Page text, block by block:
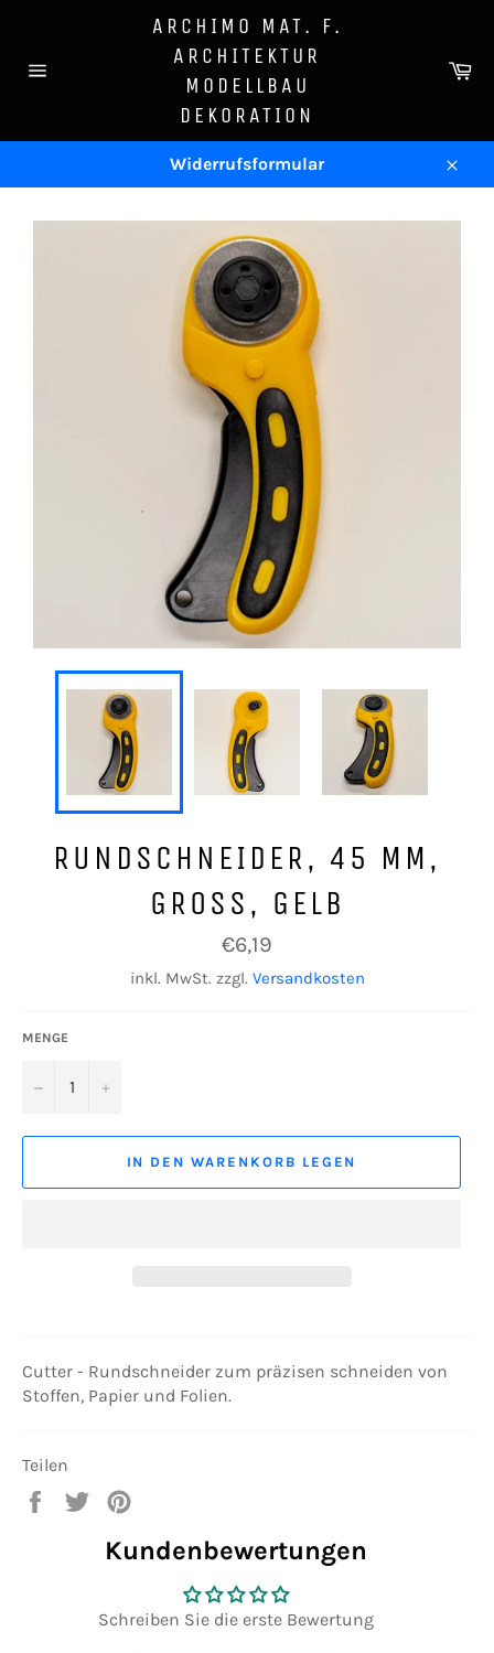
Inhalt
ARCHIMO MAT. F.
ARCHITEKTUR
MODELLBAU
DEKORATION
Widerrufsformular
RUNDSCHNEIDER, 45 MM,
GROSS, GELB
Normaler
Preis
€6,19
inkl. MwSt. zzgl. Versandkosten
MENGE
− +
IN DEN WARENKORB LEGEN
Cutter - Rundschneider zum präzisen schneiden von
Stoffen, Papier und Folien.
Teilen
Auf
Auf
twitternpinnen
Kundenbewertungen
Schreiben Sie die erste Bewertung